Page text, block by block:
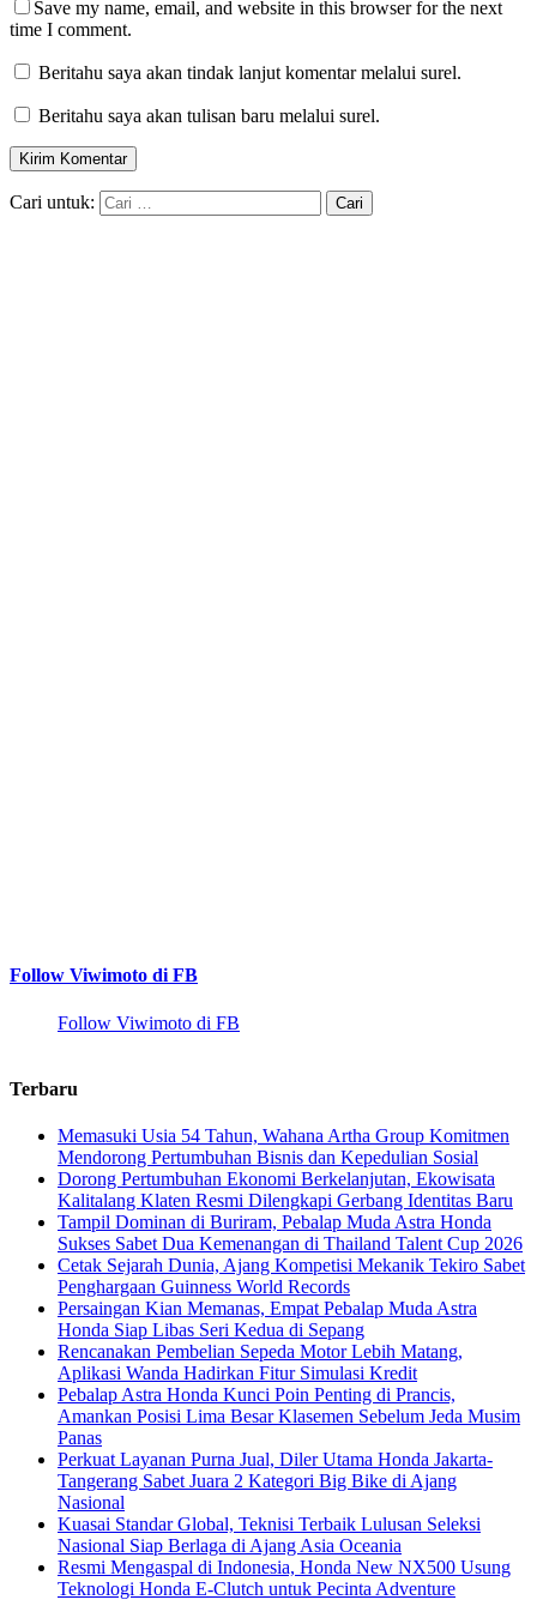
Save my name, email, and website in this browser for the next
time I comment.
Beritahu saya akan tindak lanjut komentar melalui surel.
Beritahu saya akan tulisan baru melalui surel.
Cari untuk:
Follow Viwimoto di FB
Follow Viwimoto di FB
Terbaru
Memasuki Usia 54 Tahun, Wahana Artha Group Komitmen
Mendorong Pertumbuhan Bisnis dan Kepedulian Sosial
Dorong Pertumbuhan Ekonomi Berkelanjutan, Ekowisata
Kalitalang Klaten Resmi Dilengkapi Gerbang Identitas Baru
Tampil Dominan di Buriram, Pebalap Muda Astra Honda
Sukses Sabet Dua Kemenangan di Thailand Talent Cup 2026
Cetak Sejarah Dunia, Ajang Kompetisi Mekanik Tekiro Sabet
Penghargaan Guinness World Records
Persaingan Kian Memanas, Empat Pebalap Muda Astra
Honda Siap Libas Seri Kedua di Sepang
Rencanakan Pembelian Sepeda Motor Lebih Matang,
Aplikasi Wanda Hadirkan Fitur Simulasi Kredit
Pebalap Astra Honda Kunci Poin Penting di Prancis,
Amankan Posisi Lima Besar Klasemen Sebelum Jeda Musim
Panas
Perkuat Layanan Purna Jual, Diler Utama Honda Jakarta-
Tangerang Sabet Juara 2 Kategori Big Bike di Ajang
Nasional
Kuasai Standar Global, Teknisi Terbaik Lulusan Seleksi
Nasional Siap Berlaga di Ajang Asia Oceania
Resmi Mengaspal di Indonesia, Honda New NX500 Usung
Teknologi Honda E-Clutch untuk Pecinta Adventure